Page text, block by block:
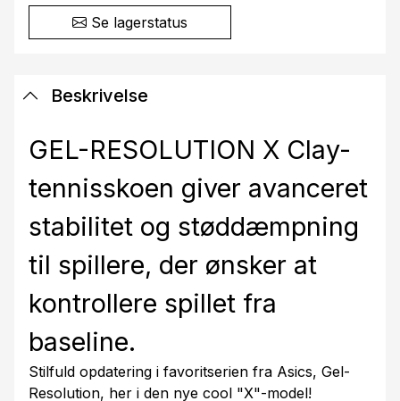
Se lagerstatus
Beskrivelse
GEL-RESOLUTION X Clay-
tennisskoen giver avanceret
stabilitet og støddæmpning
til spillere, der ønsker at
kontrollere spillet fra
baseline.
Stilfuld opdatering i favoritserien fra Asics, Gel-
Resolution, her i den nye cool "X"-model!